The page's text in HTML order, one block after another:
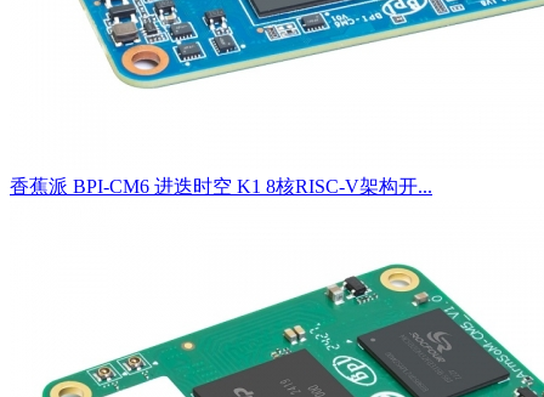
香蕉派 BPI-CM6 进迭时空 K1 8核RISC-V架构开...